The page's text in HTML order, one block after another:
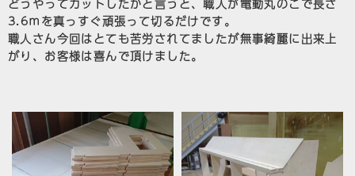
3.6ｍを真っすぐ頑張って切るだけです。
職人さん今回はとても苦労されてましたが無事綺麗に出来上
がり、お客様は喜んで頂けました。